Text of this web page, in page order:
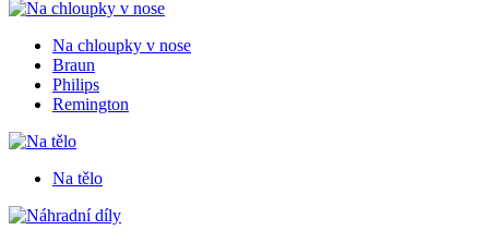
Na chloupky v nose
Braun
Philips
Remington
Na tělo